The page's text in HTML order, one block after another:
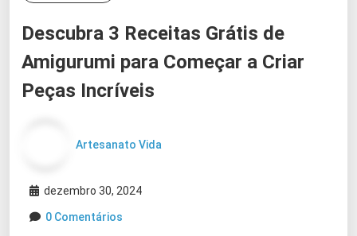
Descubra 3 Receitas Grátis de
Amigurumi para Começar a Criar
Peças Incríveis
Artesanato Vida
dezembro 30, 2024
0 Comentários